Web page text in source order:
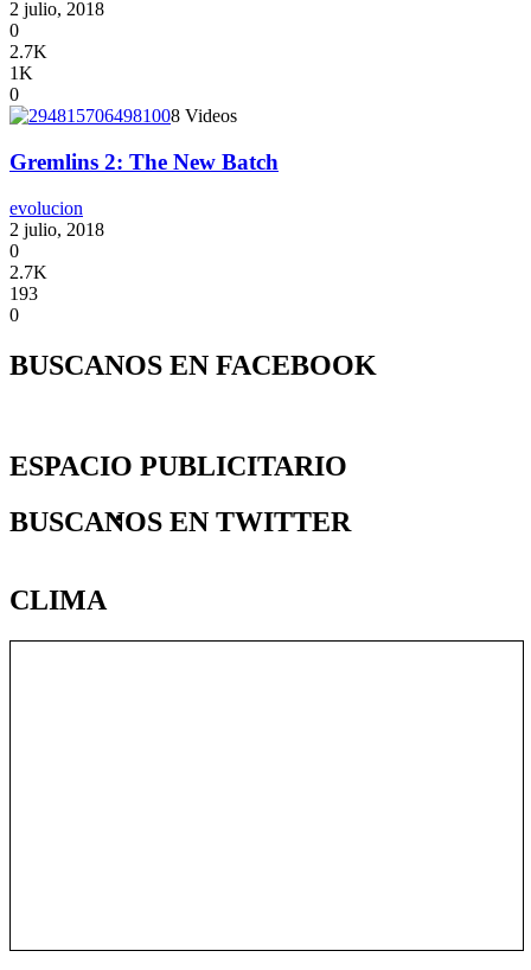
2 julio, 2018
0
2.7K
1K
0
8 Videos
Gremlins 2: The New Batch
evolucion
2 julio, 2018
0
2.7K
193
0
BUSCANOS EN FACEBOOK
ESPACIO PUBLICITARIO
https://utpba.org/beneficios/
BUSCANOS EN TWITTER
CLIMA